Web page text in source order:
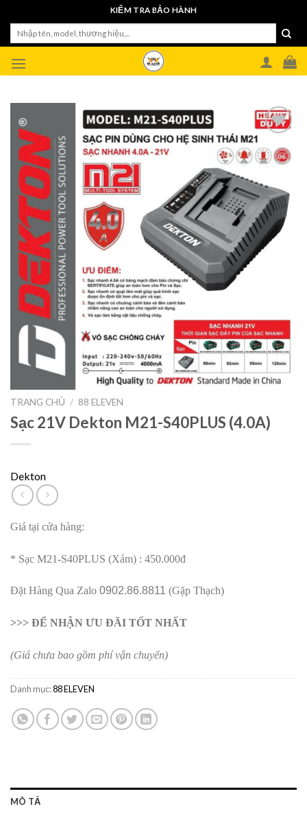
content
KIỂM TRA BẢO HÀNH
TRANG CHỦ / 88 ELEVEN
Sạc 21V Dekton M21-S40PLUS (4.0A)
Dekton
Giá tại cửa hàng:
* Sạc M21-S40PLUS (Xám) : 450.000đ
Đặt Hàng Qua Zalo 0902.86.8811 (Gặp Thạch)
>>> ĐỂ NHẬN ƯU ĐÃI TỐT NHẤT
(Giá chưa bao gồm phí vận chuyển)
Danh mục:88 ELEVEN
MÔ TẢ